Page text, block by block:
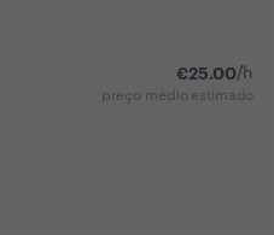
€25.00/h
preço médio estimado